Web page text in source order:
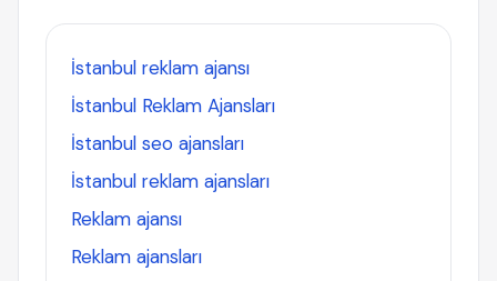
İstanbul reklam ajansı
İstanbul Reklam Ajansları
İstanbul seo ajansları
İstanbul reklam ajansları
Reklam ajansı
Reklam ajansları